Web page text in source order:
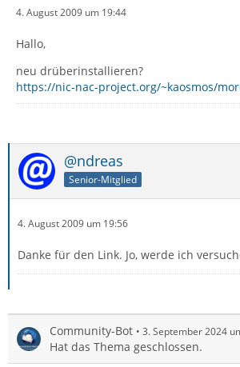
4. August 2009 um 19:44
Hallo,
neu drüberinstallieren?
https://nic-nac-project.org/~kaosmos/
@ndreas
Senior-Mitglied
4. August 2009 um 19:56
Danke für den Link. Jo, werde ich
Community-Bot 3. September 2024
Hat das Thema geschlossen.